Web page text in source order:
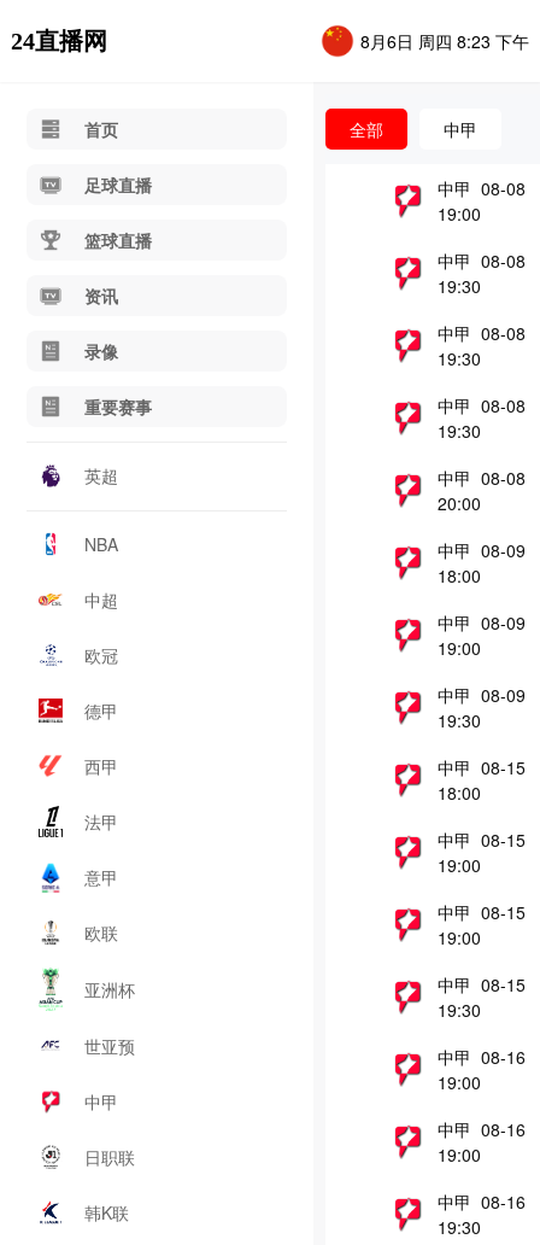
24直播网 8月6日 周四 8:23 下午
首页
足球直播
篮球直播
资讯
录像
重要赛事
英超
NBA
中超
欧冠
德甲
西甲
法甲
意甲
欧联
亚洲杯
世亚预
中甲
日职联
韩K联
全部 中甲
中甲 08-08
19:00
中甲 08-08
19:30
中甲 08-08
19:30
中甲 08-08
19:30
中甲 08-08
20:00
中甲 08-09
18:00
中甲 08-09
19:00
中甲 08-09
19:30
中甲 08-15
18:00
中甲 08-15
19:00
中甲 08-15
19:00
中甲 08-15
19:30
中甲 08-16
19:00
中甲 08-16
19:00
中甲 08-16
19:30